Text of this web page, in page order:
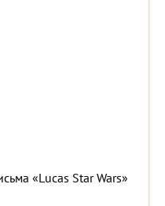
«Lucas Star Wars»